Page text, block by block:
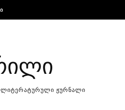
ლიტერატურული ჟურნალი